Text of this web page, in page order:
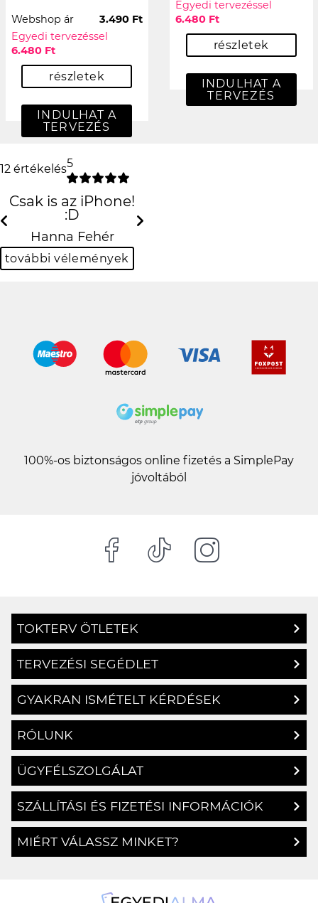
Webshop ár
3.490 Ft
Egyedi tervezéssel
6.480 Ft
részletek
INDULHAT A
TERVEZÉS
Egyedi tervezéssel
6.480 Ft
részletek
INDULHAT A
TERVEZÉS
12 értékelés5
Csak is az iPhone! :D
Previous
további vélemények
100%-os biztonságos online fizetés a SimplePay
jóvoltából
TOKTERV ÖTLETEK
TERVEZÉSI SEGÉDLET
GYAKRAN ISMÉTELT KÉRDÉSEK
RÓLUNK
ÜGYFÉLSZOLGÁLAT
SZÁLLÍTÁSI ÉS FIZETÉSI INFORMÁCIÓK
MIÉRT VÁLASSZ MINKET?